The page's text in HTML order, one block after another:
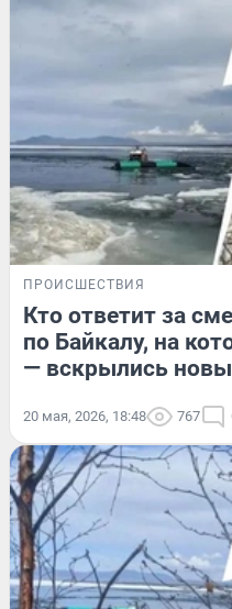
ПРОИСШЕСТВИЯ
Кто ответит за
по Байкалу, на
— вскрылись
20 мая, 2026, 18:48 767